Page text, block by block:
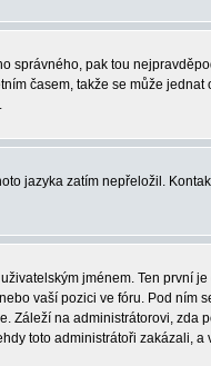
správného, pak tou
časem, takže se může
jazyka zatím nepřeložil.
jménem. Ten první
vaší pozici ve fóru. Pod ním
Záleží na administrátorovi, zda
toto administrátoři zakázali,